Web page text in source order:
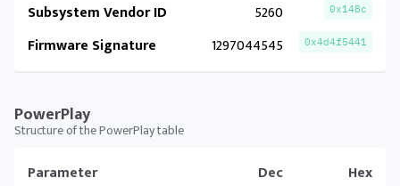
Subsystem Vendor ID 5260 0x148c
Firmware Signature 1297044545 0x4d4f5441
PowerPlay
Structure of the PowerPlay table
Parameter Dec Hex